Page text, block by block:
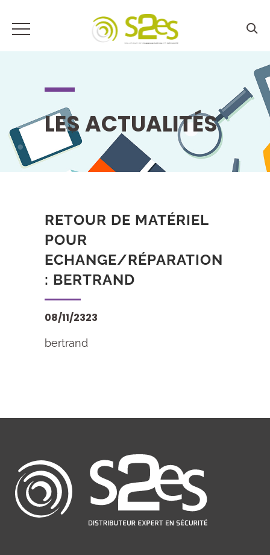
LES ACTUALITÉS
RETOUR DE MATÉRIEL
POUR
ECHANGE/RÉPARATION
: BERTRAND
08/11/2323
bertrand